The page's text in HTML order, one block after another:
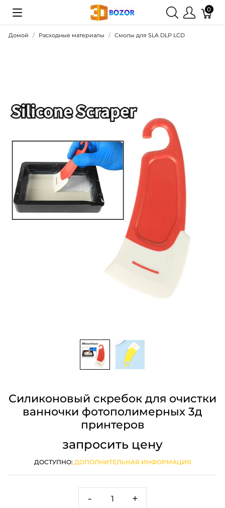
0
Домой Расходные материалы Смолы для SLA DLP LCD
Силиконовый скребок для очистки
ванночки фотополимерных 3д
принтеров
запросить цену
ДОСТУПНО: ДОПОЛНИТЕЛЬНАЯ ИНФОРМАЦИЯ
- +